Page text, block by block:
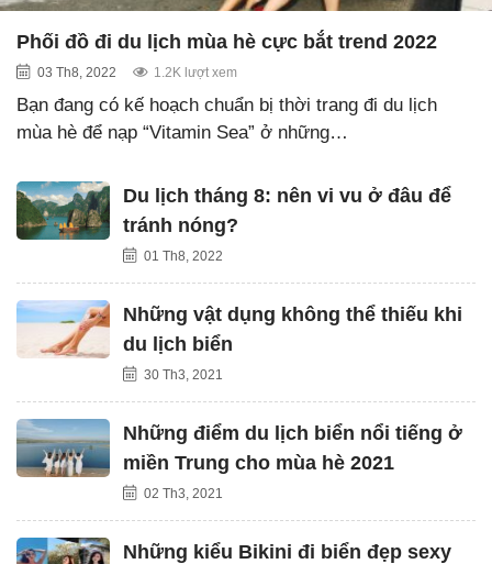
Phối đồ đi du lịch mùa hè cực bắt trend 2022
03 Th8, 2022 1.2K lượt xem
Bạn đang có kế hoạch chuẩn bị thời trang đi du lịch
mùa hè để nạp “Vitamin Sea” ở những…
Du lịch tháng 8: nên vi vu ở đâu để
tránh nóng?
01 Th8, 2022
Những vật dụng không thể thiếu khi
du lịch biển
30 Th3, 2021
Những điểm du lịch biển nổi tiếng ở
miền Trung cho mùa hè 2021
02 Th3, 2021
Những kiểu Bikini đi biển đẹp sexy